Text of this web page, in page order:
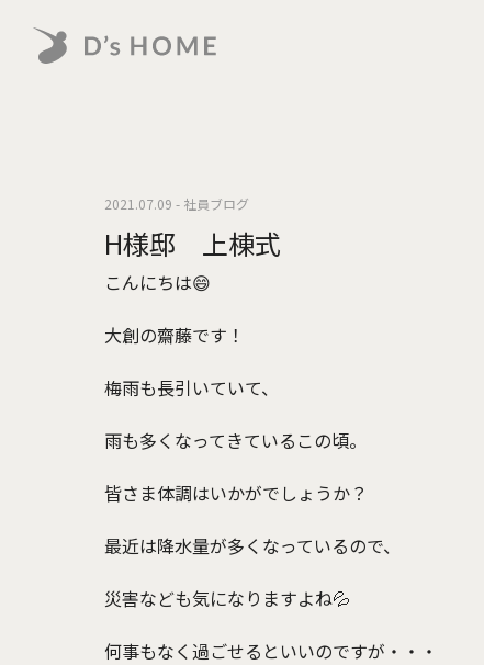
H様邸 上棟式
2021.07.09 - 社員ブログ
こんにちは😄
大創の齋藤です！
梅雨も長引いていて、
雨も多くなってきているこの頃。
皆さま体調はいかがでしょうか？
最近は降水量が多くなっているので、
災害なども気になりますよね💦
何事もなく過ごせるといいのですが・・・